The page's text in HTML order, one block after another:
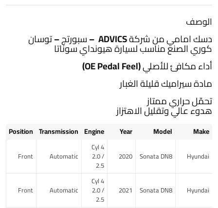
الوصف
دسك امامي من شركة ADVICS – سبورتج – توسان
كوري الصنع مناسب لسيارة هيونداي سوناتا
أداء مكافئ للأصلي (OE Pedal Feel)
مادة سيراميك قليلة الغبار
تحمّل حراري ممتاز
هدوء عالي وتقليل الاهتزاز
Make
Model
Year
Engine
Transmission
Position
Hyundai
Sonata DN8
2020
4 Cyl
2.0 /
2.5
Automatic
Front
Hyundai
Sonata DN8
2021
4 Cyl
2.0 /
2.5
Automatic
Front